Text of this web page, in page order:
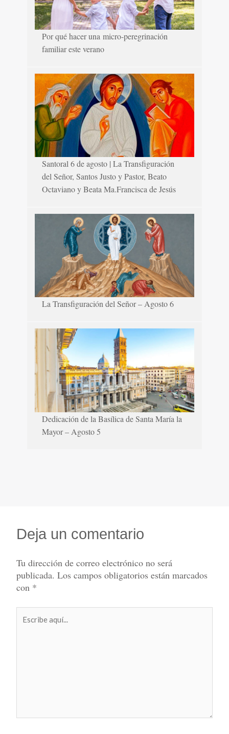
Por qué hacer una micro-peregrinación
familiar este verano
Santoral 6 de agosto | La Transfiguración
del Señor, Santos Justo y Pastor, Beato
Octaviano y Beata Ma.Francisca de Jesús
La Transfiguración del Señor – Agosto 6
Dedicación de la Basílica de Santa María la
Mayor – Agosto 5
Deja un comentario
Tu dirección de correo electrónico no será
publicada. Los campos obligatorios están marcados
con *
aquí...